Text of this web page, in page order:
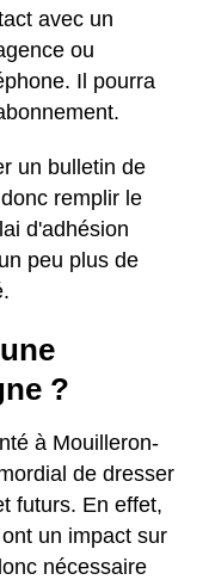
avec un
ou
Il pourra
un bulletin de
remplir le
d'adhésion
peu plus de
?
à Mouilleron-
de dresser
futurs. En effet,
un impact sur
nécessaire